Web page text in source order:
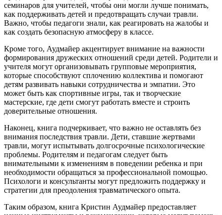
семинаров для учителей, чтобы они могли лучше понимать,
как поддерживать детей и предотвращать случаи травли.
Важно, чтобы педагоги знали, как реагировать на жалобы и
как создать безопасную атмосферу в классе.
Кроме того, Аудмайер акцентирует внимание на важности
формирования дружеских отношений среди детей. Родители и
учителя могут организовывать групповые мероприятия,
которые способствуют сплочению коллектива и помогают
детям развивать навыки сотрудничества и эмпатии. Это
может быть как спортивные игры, так и творческие
мастерские, где дети смогут работать вместе и строить
доверительные отношения.
Наконец, книга подчеркивает, что важно не оставлять без
внимания последствия травли. Дети, ставшие жертвами
травли, могут испытывать долгосрочные психологические
проблемы. Родителям и педагогам следует быть
внимательными к изменениям в поведении ребенка и при
необходимости обращаться за профессиональной помощью.
Психологи и консультанты могут предложить поддержку и
стратегии для преодоления травматического опыта.
Таким образом, книга Кристин Аудмайер предоставляет